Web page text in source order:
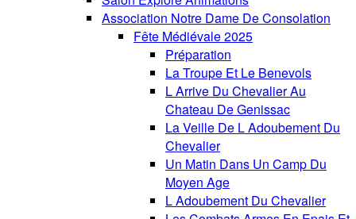
Association Notre Dame De Consolation
Fête Médiévale 2025
Préparation
La Troupe Et Le Benevols
L Arrive Du Chevalier Au
Chateau De Genissac
La Veille De L Adoubement Du
Chevalier
Un Matin Dans Un Camp Du
Moyen Age
L Adoubement Du Chevalier